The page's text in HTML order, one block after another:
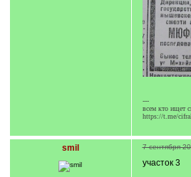
---
всем кто ищет
https://t.me/
smil 7 сентября
участок 3